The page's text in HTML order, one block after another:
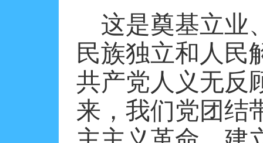
这是奠基立业
民族独立和人民
共产党人义无反
来，我们党团结